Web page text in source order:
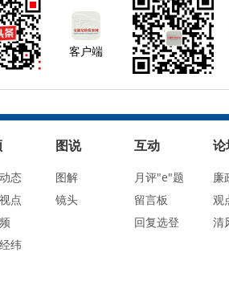
客户端
态
点
纬
图说
图解
镜头
互动
月评"e"题
留言板
回复选登
论
廉
观
清